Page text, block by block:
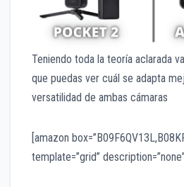
Teniendo toda la teoría aclarada
que puedas ver cuál se adapta
versatilidad de ambas cámaras
[amazon
template=”grid”